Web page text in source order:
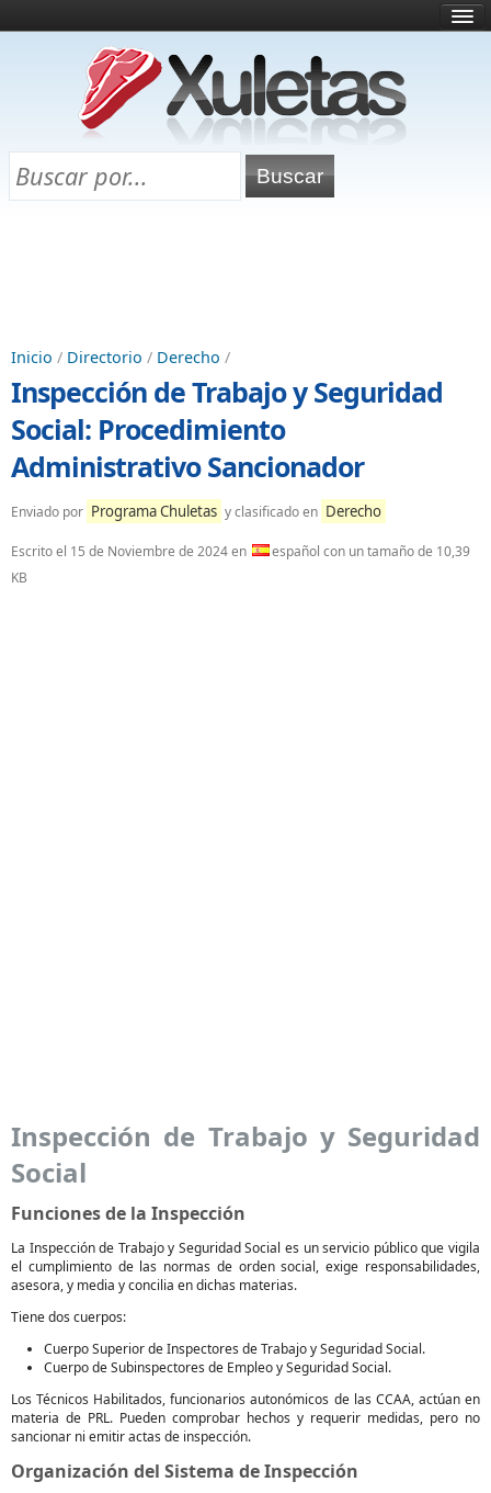
¿Qué es esto?
Directorio
Chuletas para exámenes
Inicio / Directorio / Derecho /
Inspección de Trabajo y Seguridad
Social: Procedimiento
Administrativo Sancionador
Enviado por Programa Chuletas y clasificado en Derecho
Escrito el 15 de Noviembre de 2024en
español con un tamaño de 10,39
KB
Inspección de Trabajo y Seguridad
Social
Funciones de la Inspección
La Inspección de Trabajo y Seguridad Social es un servicio público que vigila
el cumplimiento de las normas de orden social, exige responsabilidades,
asesora, y media y concilia en dichas materias.
Tiene dos cuerpos:
Cuerpo Superior de Inspectores de Trabajo y Seguridad Social.
Cuerpo de Subinspectores de Empleo y Seguridad Social.
Los Técnicos Habilitados, funcionarios autonómicos de las CCAA, actúan en
materia de PRL. Pueden comprobar hechos y requerir medidas, pero no
sancionar ni emitir actas de inspección.
Organización del Sistema de Inspección